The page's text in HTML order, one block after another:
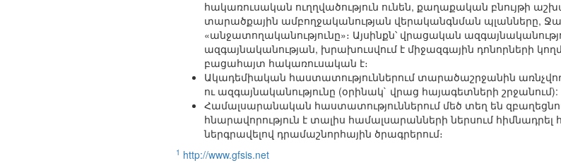
հակառուսական ուղղվածություն ունեն, քաղաքական բնույթի
տարածքային ամբողջականության վերականգնման պլանները,
«անջատողականությունը»։ Այսինքն՝ վրացական
ազգայնականության, խրախուսվում է միջազգային դոնորների
բացահայտ հակառուսական է։
Ակադեմիական հաստատություններում տարածաշրջանին
ու ազգայնականությունը (օրինակ` վրաց հայագետների շրջանում):
Համալսարանական հաստատություններում մեծ տեղ են
հնարավորություն է տալիս համալսարանների ներսում
ներգրավելով դրամաշնորհային ծրագրերում։
1 http://www.gfsis.net